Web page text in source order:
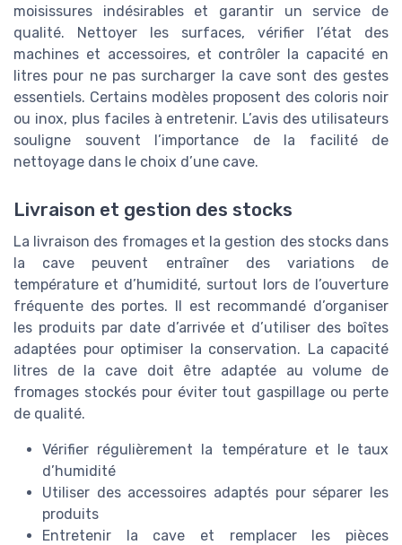
moisissures indésirables et garantir un service de
qualité. Nettoyer les surfaces, vérifier l’état des
machines et accessoires, et contrôler la capacité en
litres pour ne pas surcharger la cave sont des gestes
essentiels. Certains modèles proposent des coloris noir
ou inox, plus faciles à entretenir. L’avis des utilisateurs
souligne souvent l’importance de la facilité de
nettoyage dans le choix d’une cave.
Livraison et gestion des stocks
La livraison des fromages et la gestion des stocks dans
la cave peuvent entraîner des variations de
température et d’humidité, surtout lors de l’ouverture
fréquente des portes. Il est recommandé d’organiser
les produits par date d’arrivée et d’utiliser des boîtes
adaptées pour optimiser la conservation. La capacité
litres de la cave doit être adaptée au volume de
fromages stockés pour éviter tout gaspillage ou perte
de qualité.
Vérifier régulièrement la température et le taux
d’humidité
Utiliser des accessoires adaptés pour séparer les
produits
Entretenir la cave et remplacer les pièces